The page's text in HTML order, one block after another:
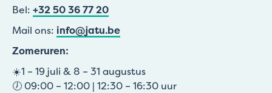
Bel: +32 50 36 77 20
Mail ons: info@jatu.be
Zomeruren:
☀️1 – 19 juli & 8 – 31 augustus
🕖 09:00 – 12:00 | 12:30 – 16:30 uur